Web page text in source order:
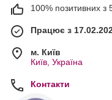
100% позитивних з
Працює з
м. Київ
Київ, Україна
Контакти